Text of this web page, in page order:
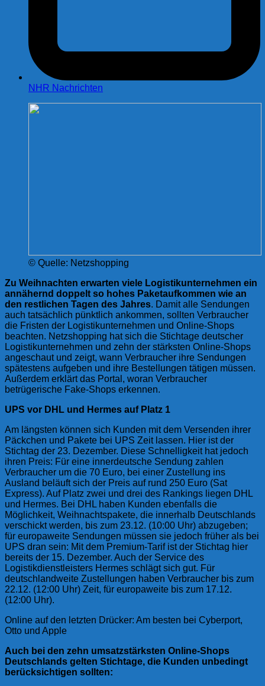
NHR Nachrichten
© Quelle: Netzshopping
Zu Weihnachten erwarten viele Logistikunternehmen ein
annähernd doppelt so hohes Paketaufkommen wie an
den restlichen Tagen des Jahres. Damit alle Sendungen
auch tatsächlich pünktlich ankommen, sollten Verbraucher
die Fristen der Logistikunternehmen und Online-Shops
beachten. Netzshopping hat sich die Stichtage deutscher
Logistikunternehmen und zehn der stärksten Online-Shops
angeschaut und zeigt, wann Verbraucher ihre Sendungen
spätestens aufgeben und ihre Bestellungen tätigen müssen.
Außerdem erklärt das Portal, woran Verbraucher
betrügerische Fake-Shops erkennen.
UPS vor DHL und Hermes auf Platz 1
Am längsten können sich Kunden mit dem Versenden ihrer
Päckchen und Pakete bei UPS Zeit lassen. Hier ist der
Stichtag der 23. Dezember. Diese Schnelligkeit hat jedoch
ihren Preis: Für eine innerdeutsche Sendung zahlen
Verbraucher um die 70 Euro, bei einer Zustellung ins
Ausland beläuft sich der Preis auf rund 250 Euro (Sat
Express). Auf Platz zwei und drei des Rankings liegen DHL
und Hermes. Bei DHL haben Kunden ebenfalls die
Möglichkeit, Weihnachtspakete, die innerhalb Deutschlands
verschickt werden, bis zum 23.12. (10:00 Uhr) abzugeben;
für europaweite Sendungen müssen sie jedoch früher als bei
UPS dran sein: Mit dem Premium-Tarif ist der Stichtag hier
bereits der 15. Dezember. Auch der Service des
Logistikdienstleisters Hermes schlägt sich gut. Für
deutschlandweite Zustellungen haben Verbraucher bis zum
22.12. (12:00 Uhr) Zeit, für europaweite bis zum 17.12.
(12:00 Uhr).
Online auf den letzten Drücker: Am besten bei Cyberport,
Otto und Apple
Auch bei den zehn umsatzstärksten Online-Shops
Deutschlands gelten Stichtage, die Kunden unbedingt
berücksichtigen sollten: